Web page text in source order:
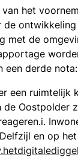
het
met de
een derde
een ruimtelijk
de Oostpolder
en op